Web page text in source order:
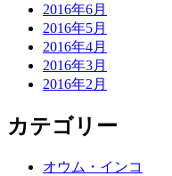
2016年6月
2016年5月
2016年4月
2016年3月
2016年2月
カテゴリー
オウム・インコ